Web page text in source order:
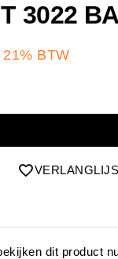
3022
BTW
dit product